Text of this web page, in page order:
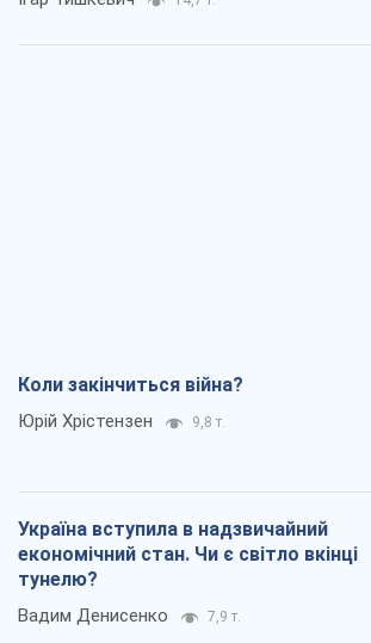
Коли закінчиться війна?
Юрій Хрістензен 9,8 т.
Україна вступила в надзвичайний
економічний стан. Чи є світло вкінці
тунелю?
Вадим Денисенко 7,9 т.